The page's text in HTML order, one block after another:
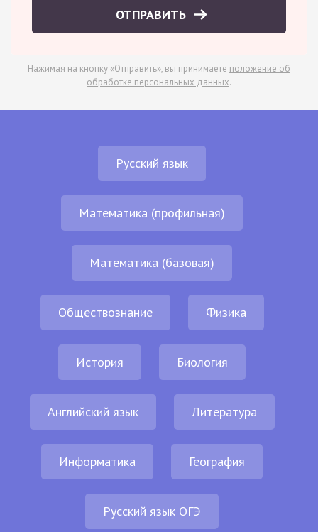
ОТПРАВИТЬ
Нажимая на кнопку «Отправить», вы принимаете положение об
обработке персональных данных.
Русский язык
Математика (профильная)
Математика (базовая)
Обществознание Физика
История Биология
Английский язык Литература
Информатика География
Русский язык ОГЭ